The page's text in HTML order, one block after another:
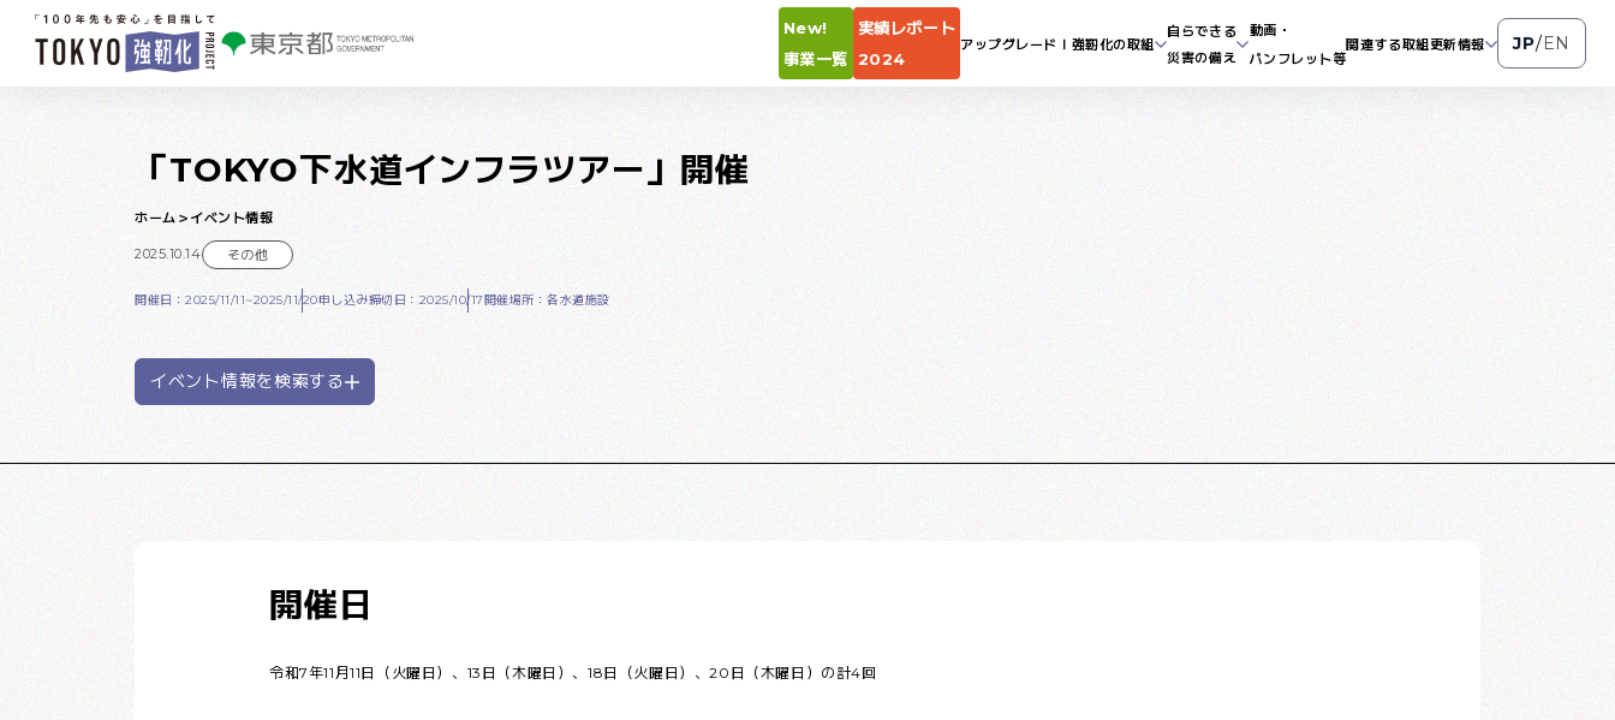
本文へ移動
New!
事業一覧
実績レポート
2024
アップグレードⅠ 強靭化の取組
自らできる
災害の備え
動画・
パンフレット等
関連する取組更新情報 JP/EN
「TOKYO下水道インフラツアー」開催
ホーム イベント情報
2025.10.14 その他
開催日：2025/11/11~2025/11/20申し込み締切日：2025/10/17開催場所：各水道施設
イベント情報を検索する
開催日
令和7年11月11日（火曜日）、13日（木曜日）、18日（火曜日）、20日（木曜日）の計4回